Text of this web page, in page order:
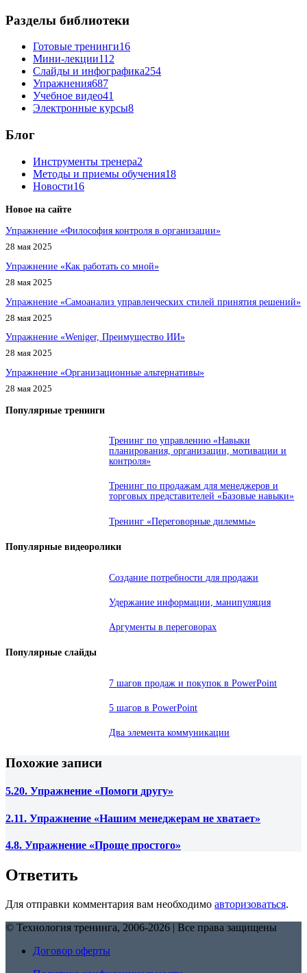
Разделы библиотеки
Готовые тренинги16
Мини-лекции112
Слайды и инфографика254
Упражнения687
Учебное видео41
Электронные курсы8
Блог
Инструменты тренера2
Методы и приемы обучения18
Новости16
Новое на сайте
Упражнение «Философия контроля в организации»
28 мая 2025
Упражнение «Как работать со мной»
28 мая 2025
Упражнение «Самоанализ управленческих стилей принятия решений»
28 мая 2025
Упражнение «Weniger, Преимущество ИИ»
28 мая 2025
Упражнение «Организационные альтернативы»
28 мая 2025
Популярные тренинги
Тренинг по управлению «Навыки
планирования, организации, мотивации и
контроля»
Тренинг по продажам для менеджеров и
торговых представителей «Базовые навыки»
Тренинг «Переговорные дилеммы»
Популярные видеоролики
Создание потребности для продажи
Удержание информации, манипуляция
Аргументы в переговорах
Популярные слайды
7 шагов продаж и покупок в PowerPoint
5 шагов в PowerPoint
Два элемента коммуникации
Похожие записи
5.20. Упражнение «Помоги другу»
2.11. Упражнение «Нашим менеджерам не хватает»
4.8. Упражнение «Проще простого»
Ответить
Для отправки комментария вам необходимо авторизоваться.
© Технология тренинга, 2006-2026 | Все права защищены
Договор оферты